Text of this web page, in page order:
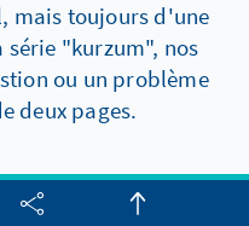
mais toujours d'une
"kurzum", nos
ou un problème
deux pages.